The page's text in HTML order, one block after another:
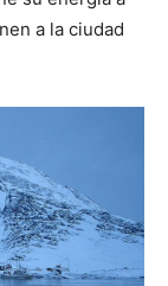
a la ciudad